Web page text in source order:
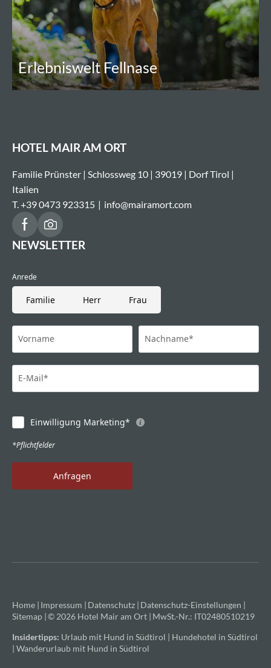
Erlebniswelt Fellnase
HOTEL MAIR AM ORT
Familie Prünster | Schlossweg 10 | 39019 | Dorf Tirol |
Italien
T. +39 0473 923315 | info@mairamort.com
NEWSLETTER
Anrede
Familie Herr Frau
Vorname Nachname*
E-Mail*
Einwilligung Marketing*
*Pflichtfelder
Anfragen
Home | Impressum | Datenschutz | Datenschutz-Einstellungen |
Sitemap |© 2026 Hotel Mair am Ort | MwSt.-Nr.: IT02480510219
Insidertipps: Urlaub mit Hund in Südtirol | Hundehotel in Südtirol
| Wanderurlaub mit Hund in Südtirol